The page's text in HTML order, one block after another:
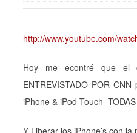
http://www.youtube.com/
Hoy me econtré que el
ENTREVISTADO POR
iPhone & iPod Touch